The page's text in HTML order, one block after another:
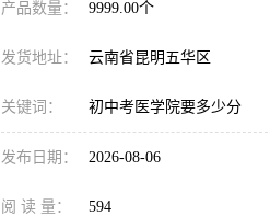
产品数量： 9999.00个
发货地址： 云南省昆明五华区
关键词： 初中考医学院要多少分
发布日期： 2026-08-06
阅 读 量： 594